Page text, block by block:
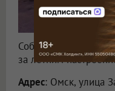
Собирайте близких
за летним
Адрес: Омск, улица